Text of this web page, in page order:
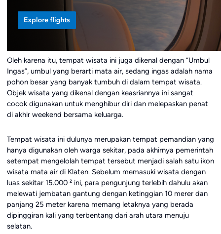
Oleh karena itu, tempat wisata ini juga dikenal dengan “Umbul
Ingas”, umbul yang berarti mata air, sedang ingas adalah nama
pohon besar yang banyak tumbuh di dalam tempat wisata.
Objek wisata yang dikenal dengan keasriannya ini sangat
cocok digunakan untuk menghibur diri dan melepaskan penat
di akhir weekend bersama keluarga.
Tempat wisata ini dulunya merupakan tempat pemandian yang
hanya digunakan oleh warga sekitar, pada akhirnya pemerintah
setempat mengelolah tempat tersebut menjadi salah satu ikon
wisata mata air di Klaten. Sebelum memasuki wisata dengan
luas sekitar 15.000 ² ini, para pengunjung terlebih dahulu akan
melewati jembatan gantung dengan ketinggian 10 merer dan
panjang 25 meter karena memang letaknya yang berada
dipinggiran kali yang terbentang dari arah utara menuju
selatan.